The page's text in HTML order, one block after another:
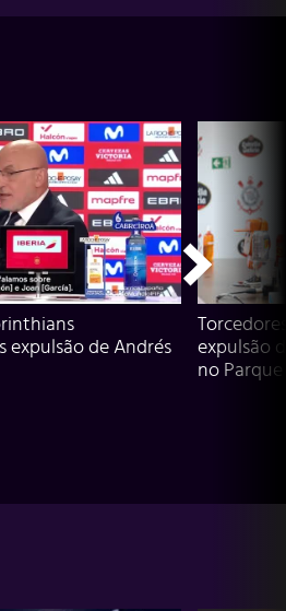
expulsão de Andrés
expulsão
no Parque